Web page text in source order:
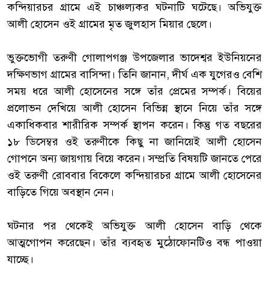
কন্দিয়ারচর গ্রামে এই চাঞ্চল্যকর ঘটনাটি ঘটেছে। অভিযুক্ত
আলী হোসেন ওই গ্রামের মৃত জুলহাস মিয়ার ছেলে।
‎ভুক্তভোগী তরুণী গোলাপগঞ্জ উপজেলার ভাদেশ্বর ইউনিয়নের
দক্ষিণভাগ গ্রামের বাসিন্দা। তিনি জানান, দীর্ঘ এক যুগেরও বেশি
সময় ধরে আলী হোসেনের সঙ্গে তাঁর প্রেমের সম্পর্ক। বিয়ের
প্রলোভন দেখিয়ে আলী হোসেন বিভিন্ন স্থানে নিয়ে তাঁর সঙ্গে
একাধিকবার শারীরিক সম্পর্ক স্থাপন করেন। কিন্তু গত বছরের
১৮ ডিসেম্বর ওই তরুণীকে কিছু না জানিয়েই আলী হোসেন
গোপনে অন্য জায়গায় বিয়ে করেন। সম্প্রতি বিষয়টি জানতে পেরে
ওই তরুণী রোববার বিকেলে কন্দিয়ারচর গ্রামে আলী হোসেনের
বাড়িতে গিয়ে অবস্থান নেন।
‎ঘটনার পর থেকেই অভিযুক্ত আলী হোসেন বাড়ি থেকে
আত্মগোপন করেছেন। তাঁর ব্যবহৃত মুঠোফোনটিও বন্ধ পাওয়া
যাচ্ছে।